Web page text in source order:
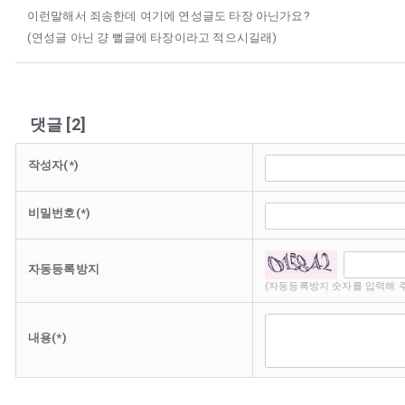
이런말해서 죄송한데 여기에 연성글도 타장 아닌가요?
(연성글 아닌 걍 뻘글에 타장이라고 적으시길래)
댓글 [2]
작성자(*)
비밀번호(*)
자동등록방지
(자동등록방지 숫자를 입력해
내용(*)